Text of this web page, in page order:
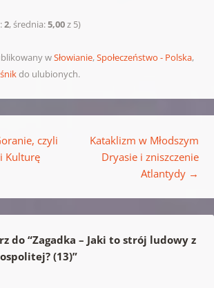
2, średnia:5,00z 5)
wSłowianie,Społeczeństwo - Polska,
do ulubionych.
czyli
i Kulturę
Kataklizm w Młodszym
Dryasie i zniszczenie
Atlantydy →
do “Zagadka – Jaki to strój ludowy z
(13)”